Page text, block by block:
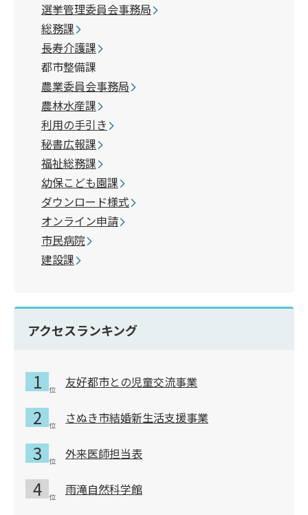
選挙管理委員会事務局
総務課
長寿介護課
都市整備課
農業委員会事務局
農林水産課
利用の手引き
秘書広報課
福祉総務課
幼保こども園課
ダウンロード様式
オンライン申請
市民病院
建設課
アクセスランキング
友好都市との児童交流事業
さぬき市結婚新生活支援事業
外来医師担当表
雨滝自然科学館